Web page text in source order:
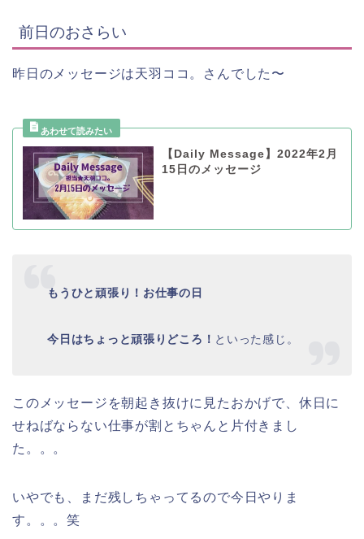
前日のおさらい
昨日のメッセージは天羽ココ。さんでした〜
【Daily Message】2022年2月
15日のメッセージ
もうひと頑張り！お仕事の日
今日はちょっと頑張りどころ！ といった感じ。
このメッセージを朝起き抜けに見たおかげで、休日に
せねばならない仕事が割とちゃんと片付きまし
た。。。
いやでも、まだ残しちゃってるので今日やりま
す。。。笑